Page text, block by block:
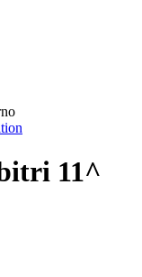
11^